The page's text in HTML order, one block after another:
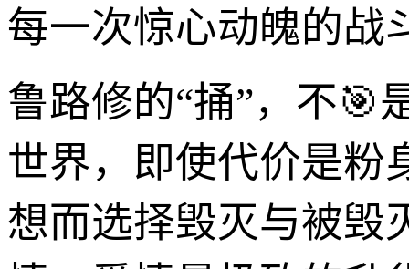
每一次惊心动魄的战
鲁路修的“捅”，不🎯
世界，即使代价是粉
想而选择毁灭与被毁